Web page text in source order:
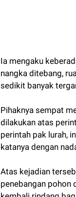
Ia mengaku
nangka ditebang,
sedikit banyak
Pihaknya sempat
dilakukan atas
perintah pak lurah,
katanya dengan
Atas kejadian
penebangan pohon